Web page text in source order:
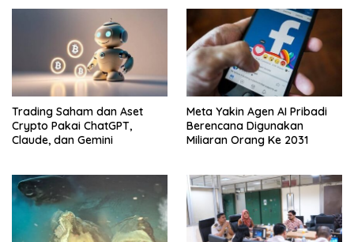
Trading Saham dan Aset
Crypto Pakai ChatGPT,
Claude, dan Gemini
Meta Yakin Agen AI Pribadi
Berencana Digunakan
Miliaran Orang Ke 2031